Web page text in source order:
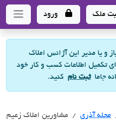
و مشاورین املاکملک ورود
و یا مدیر این آژانس املاک
تکمیل اطلاعات کسب و کار خود
جاماثبت نام کنید.
آژانس های املاک
محله آذری مشاورین املاک زعیم